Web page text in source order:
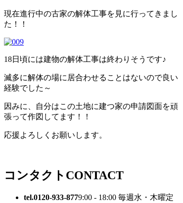
現在進行中の古家の解体工事を見に行ってきまし
た！！
18日頃には建物の解体工事は終わりそうです♪
滅多に解体の場に居合わせることはないので良い
経験でした～
因みに、自分はこの土地に建つ家の申請図面を頑
張って作図してます！！
応援よろしくお願いします。
コンタクト CONTACT
tel.0120-933-8779:00 - 18:00 毎週水・木曜定